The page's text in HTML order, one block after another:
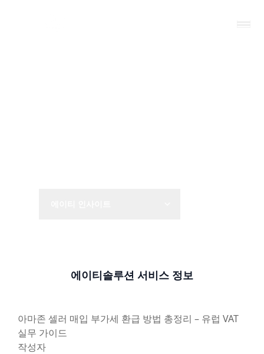
에이티솔루션 서비스 정보
아마존 셀러 매입 부가세 환급 방법 총정리 – 유럽 VAT
실무 가이드
작성자